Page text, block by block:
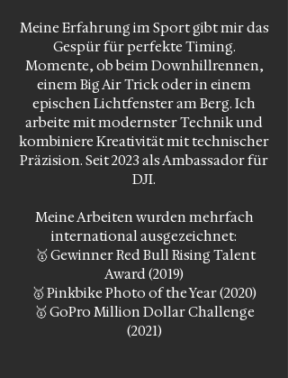
Meine Erfahrung im Sport gibt mir das
Gespür für perfekte Timing.
Momente, ob beim Downhillrennen,
einem Big Air Trick oder in einem
epischen Lichtfenster am Berg. Ich
arbeite mit modernster Technik und
kombiniere Kreativität mit technischer
Präzision. Seit 2023 als Ambassador für
DJI.
Meine Arbeiten wurden mehrfach
international ausgezeichnet:
🥇 Gewinner Red Bull Rising Talent
Award (2019)
🥇 Pinkbike Photo of the Year (2020)
🥇 GoPro Million Dollar Challenge
(2021)